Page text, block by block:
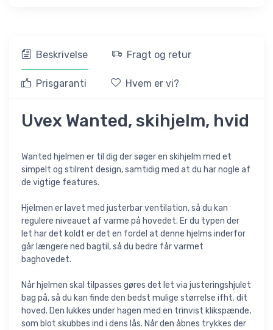
Beskrivelse Fragt og retur
Prisgaranti Hvem er vi?
Uvex Wanted, skihjelm, hvid
Wanted hjelmen er til dig der søger en skihjelm med et
simpelt og stilrent design, samtidig med at du har nogle af
de vigtige features.
Hjelmen er lavet med justerbar ventilation, så du kan
regulere niveauet af varme på hovedet. Er du typen der
let har det koldt er det en fordel at denne hjelms inderfor
går længere ned bagtil, så du bedre får varmet
baghovedet.
Når hjelmen skal tilpasses gøres det let via justeringshjulet
bag på, så du kan finde den bedst mulige størrelse ifht. dit
hoved. Den lukkes under hagen med en trinvist klikspænde,
som blot skubbes ind i dens lås. Når den åbnes trykkes der